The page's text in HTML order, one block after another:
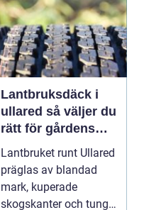
Lantbruksdäck i
ullared så väljer du
rätt för gårdens
behov
Lantbruket runt Ullared
präglas av blandad
mark, kuperade
skogskanter och tunga